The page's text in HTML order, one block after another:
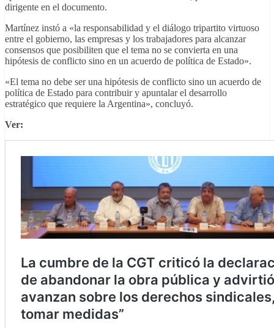
dirigente en el documento.
Martínez instó a «la responsabilidad y el diálogo tripartito virtuoso
entre el gobierno, las empresas y los trabajadores para alcanzar
consensos que posibiliten que el tema no se convierta en una
hipótesis de conflicto sino en un acuerdo de política de Estado».
«El tema no debe ser una hipótesis de conflicto sino un acuerdo de
política de Estado para contribuir y apuntalar el desarrollo
estratégico que requiere la Argentina», concluyó.
Ver: